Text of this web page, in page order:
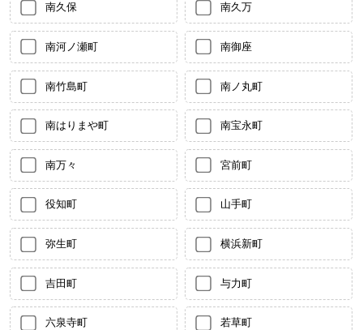
南久保 南久万
南河ノ瀬町 南御座
南竹島町 南ノ丸町
南はりまや町 南宝永町
南万々 宮前町
役知町 山手町
弥生町 横浜新町
吉田町 与力町
六泉寺町 若草町